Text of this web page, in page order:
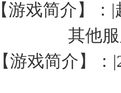
【游戏简介】
其他
【游戏简介】